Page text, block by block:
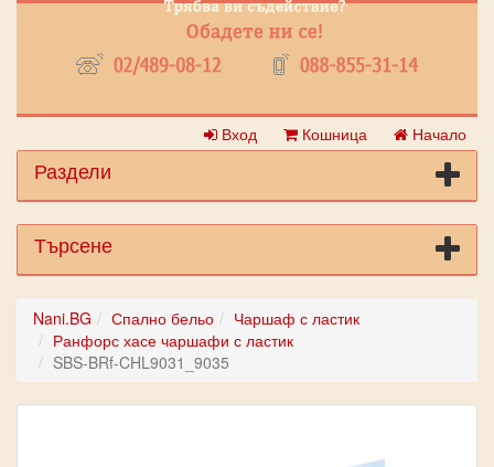
Вход Кошница Начало
Раздели
Търсене
Nani.BG Спално бельо
Чаршаф с ластик
Ранфорс хасе чаршафи с ластик
SBS-BRf-CHL9031_9035